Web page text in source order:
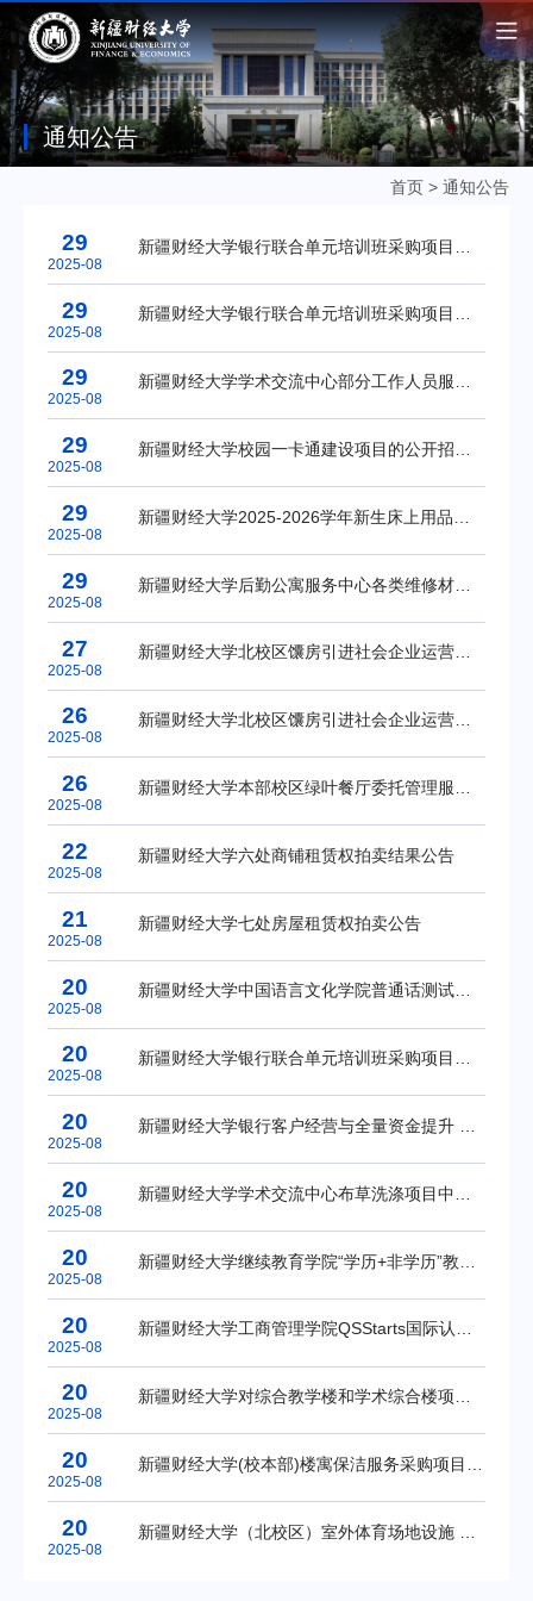
通知公告
首页 > 通知公告
29
2025-08
29
2025-08
新疆财经大学银行联合单元培训班采购项目二次的竞争性磋商公告
29
2025-08
29
2025-08
29
2025-08
29
2025-08
27
2025-08
新疆财经大学北校区馕房引进社会企业运营项目竞争性谈判公告
26
2025-08
26
2025-08
22
2025-08
新疆财经大学六处商铺租赁权拍卖结果公告
21
2025-08
新疆财经大学七处房屋租赁权拍卖公告
20
2025-08
新疆财经大学中国语言文化学院普通话测试站服务器采购竞价公告
20
2025-08
20
2025-08
20
2025-08
20
2025-08
20
2025-08
新疆财经大学工商管理学院QSStarts国际认证项目中标(成交)结果公告
20
2025-08
20
2025-08
20
2025-08